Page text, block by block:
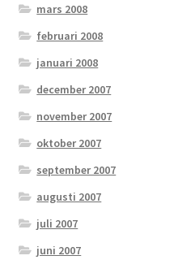
mars 2008
februari 2008
januari 2008
december 2007
november 2007
oktober 2007
september 2007
augusti 2007
juli 2007
juni 2007